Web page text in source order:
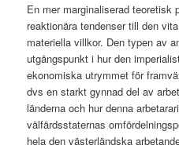
En mer marginaliserad
reaktionära tendenser till den
materiella villkor. Den typen av
utgångspunkt i hur den
ekonomiska utrymmet för
dvs en starkt gynnad del av
länderna och hur denna
välfärdsstaternas
hela den västerländska